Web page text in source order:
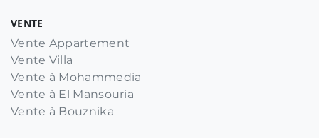
VENTE
Vente Appartement
Vente Villa
Vente à Mohammedia
Vente à El Mansouria
Vente à Bouznika